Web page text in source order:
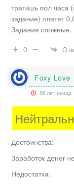
тратишь пол часа
задание) платят
Задания сложные.
0
Foxy Love
56 лет назад
Достоинства:
Заработок денег
Недостатки: